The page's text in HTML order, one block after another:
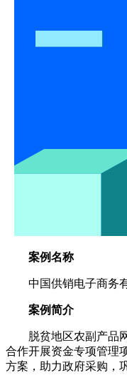
案例名称
中国供销电子商务
案例简介
脱贫地区农副产品
合作开展资金专项管理
方案，助力政府采购，